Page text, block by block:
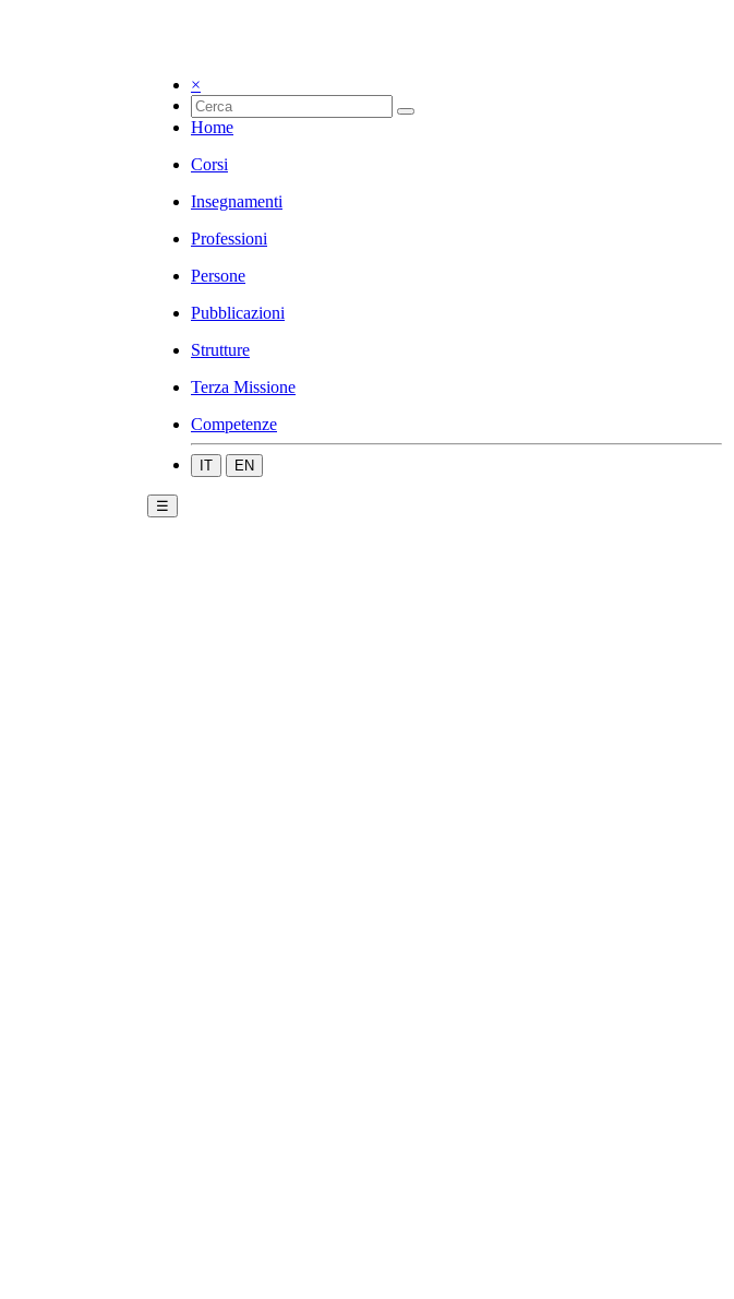
×
Home
Corsi
Insegnamenti
Professioni
Persone
Pubblicazioni
Strutture
Terza Missione
Competenze
IT EN
☰